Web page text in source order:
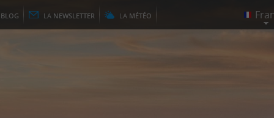
BLOG LA NEWSLETTER LA MÉTÉO